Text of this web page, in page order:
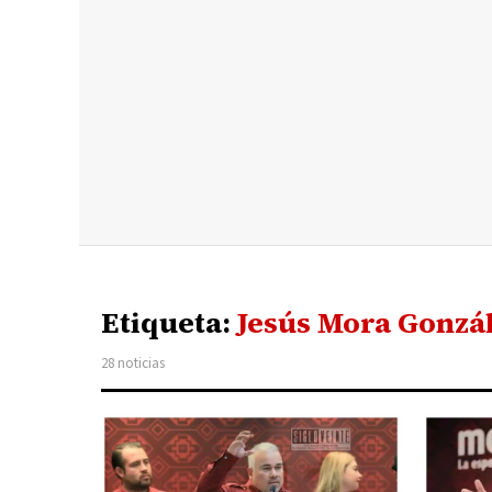
Etiqueta:Jesús Mora
28 noticias